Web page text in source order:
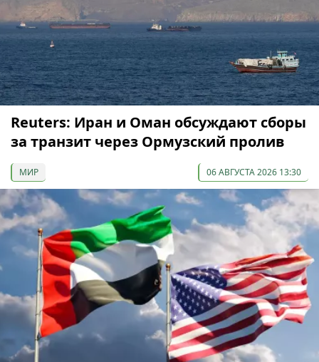
Reuters: Иран и Оман обсуждают сборы
за транзит через Ормузский пролив
МИР 06 АВГУСТА 2026 13:30